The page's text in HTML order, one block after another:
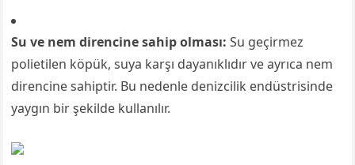
Su ve nem direncine sahip olması: Su geçirmez
polietilen köpük, suya karşı dayanıklıdır ve ayrıca nem
direncine sahiptir. Bu nedenle denizcilik endüstrisinde
yaygın bir şekilde kullanılır.